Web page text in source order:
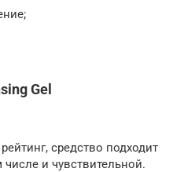
Gel
средство подходит
и чувствительной.